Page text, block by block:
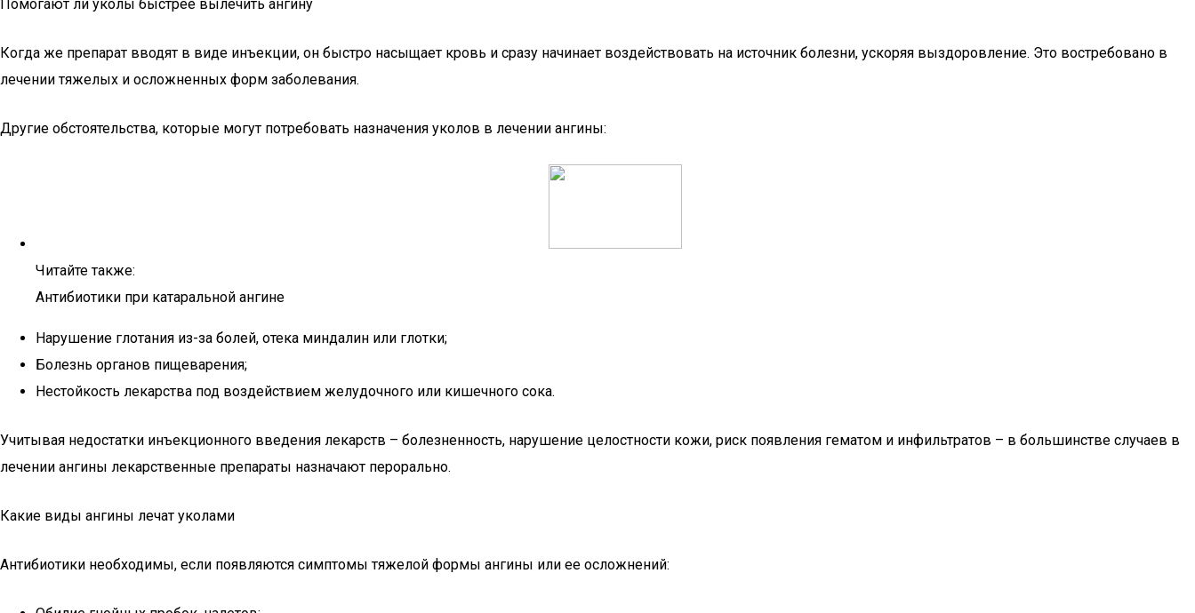
Помогают ли уколы быстрее вылечить ангину
Когда же препарат вводят в виде инъекции, он быстро насыщает кровь и сразу начинает воздействовать на источник болезни, ускоряя выздоровление. Это востребовано в
лечении тяжелых и осложненных форм заболевания.
Другие обстоятельства, которые могут потребовать назначения уколов в лечении ангины:
Читайте также:
Антибиотики при катаральной ангине
Нарушение глотания из-за болей, отека миндалин или глотки;
Болезнь органов пищеварения;
Нестойкость лекарства под воздействием желудочного или кишечного сока.
Учитывая недостатки инъекционного введения лекарств – болезненность, нарушение целостности кожи, риск появления гематом и инфильтратов – в большинстве случаев в
лечении ангины лекарственные препараты назначают перорально.
Какие виды ангины лечат уколами
Антибиотики необходимы, если появляются симптомы тяжелой формы ангины или ее осложнений: